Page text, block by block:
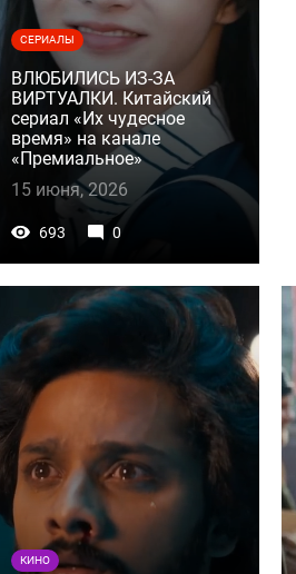
СЕРИАЛЫ
ВЛЮБИЛИСЬ ИЗ-ЗА
ВИРТУАЛКИ. Китайский
сериал «Их чудесное
время» на канале
«Премиальное»
15 июня, 2026
693 0
КИНО